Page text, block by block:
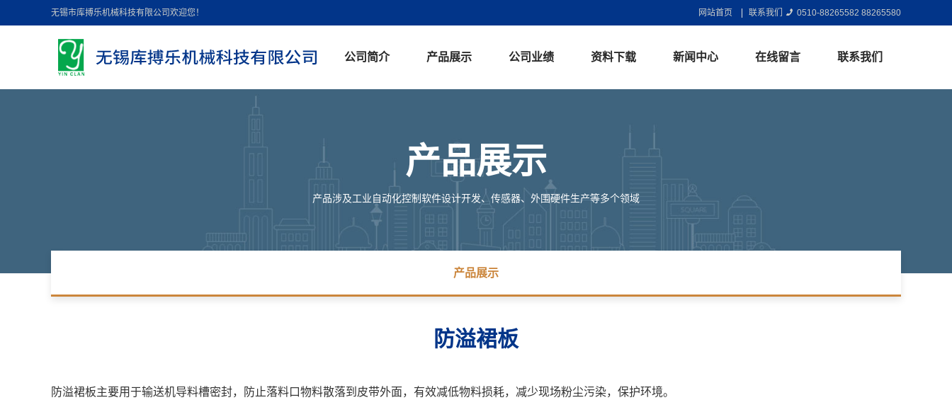
无锡市库搏乐机械科技有限公司欢迎您！ 网站首页 联系我们 0510-88265582 88265580
公司简介 产品展示 公司业绩 资料下载 新闻中心 在线留言 联系我们
产品展示
产品涉及工业自动化控制软件设计开发、传感器、外围硬件生产等多个领域
产品展示
防溢裙板
防溢裙板主要用于输送机导料槽密封，防止落料口物料散落到皮带外面，有效减低物料损耗，减少现场粉尘污染，保护环境。